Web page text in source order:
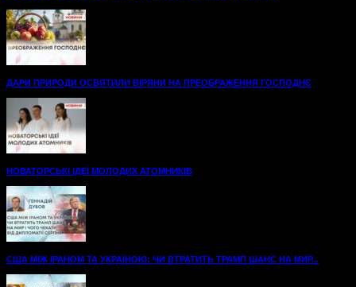
ДАРИ ПРИРОДИ ОСВЯТИЛИ ВІРЯНИ НА ПРЕОБРАЖЕННЯ ГОСПОДНЄ
НОВАТОРСЬКІ ІДЕЇ МОЛОДИХ АТОМНИКІВ
США МІЖ ІРАНОМ ТА УКРАЇНОЮ: ЧИ ВТРАТИТЬ ТРАМП ШАНС НА МИР...